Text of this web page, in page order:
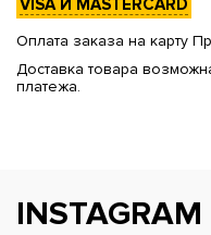
Оплата заказа на карту
Доставка товара
платежа.
INSTAGRAM